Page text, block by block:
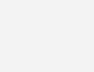
mit dem ERE
von uns